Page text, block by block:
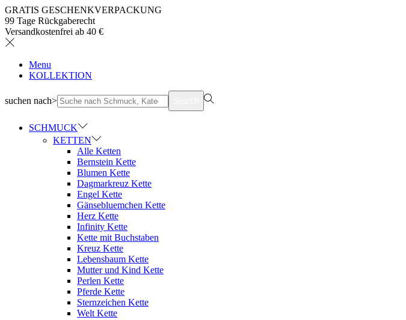
GRATIS GESCHENKVERPACKUNG
99 Tage Rückgaberecht
Versandkostenfrei ab 40 €
Menu
KOLLEKTION
suchen nach>
SCHMUCK
KETTEN
Alle Ketten
Bernstein Kette
Blumen Kette
Dagmarkreuz Kette
Engel Kette
Gänsebluemchen Kette
Herz Kette
Infinity Kette
Kette mit Buchstaben
Kreuz Kette
Lebensbaum Kette
Mutter und Kind Kette
Perlen Kette
Pferde Kette
Sternzeichen Kette
Welt Kette